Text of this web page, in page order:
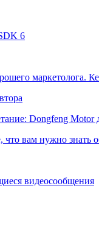
6
маркетолога.
Dongfeng
что вам нужно знать
видеосообщения